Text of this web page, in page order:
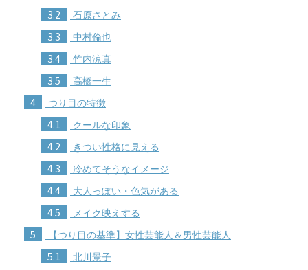
3.2 石原さとみ
3.3 中村倫也
3.4 竹内涼真
3.5 高橋一生
4 つり目の特徴
4.1 クールな印象
4.2 きつい性格に見える
4.3 冷めてそうなイメージ
4.4 大人っぽい・色気がある
4.5 メイク映えする
5 【つり目の基準】女性芸能人＆男性芸能人
5.1 北川景子